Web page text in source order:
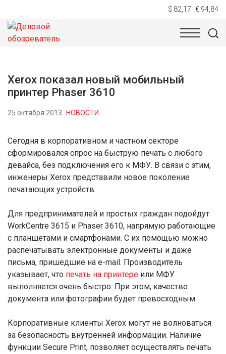
$ 82,17 € 94,84
НОВОСТИ
Xerox показал новый мобильный
принтер Phaser 3610
25 октября 2013 НОВОСТИ
Сегодня в корпоративном и частном секторе
сформировался спрос на быструю печать с любого
девайса, без подключения его к МФУ. В связи с этим,
инженеры Xerox представили новое поколение
печатающих устройств.
Для предпринимателей и простых граждан подойдут
WorkCentre 3615 и Phaser 3610, напрямую работающие
с планшетами и смартфонами. С их помощью можно
распечатывать электронные документы и даже
письма, пришедшие на e-mail. Производитель
указывает, что печать на принтере или МФУ
выполняется очень быстро. При этом, качество
документа или фотографии будет превосходным.
Корпоративные клиенты Xerox могут не волноваться
за безопасность внутренней информации. Наличие
функции Secure Print, позволяет осуществлять печать